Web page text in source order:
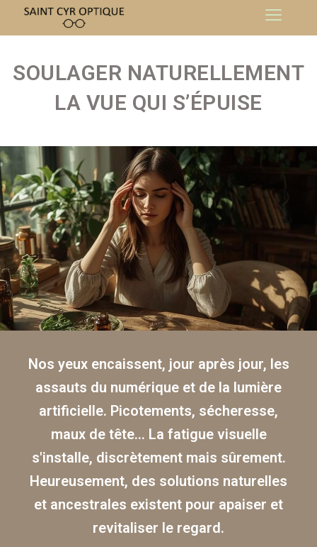
SOULAGER NATURELLEMENT
LA VUE QUI S’ÉPUISE
Nos yeux encaissent, jour après jour, les
assauts du numérique et de la lumière
artificielle. Picotements, sécheresse,
maux de tête… La fatigue visuelle
s'installe, discrètement mais sûrement.
Heureusement, des solutions naturelles
et ancestrales existent pour apaiser et
revitaliser le regard.